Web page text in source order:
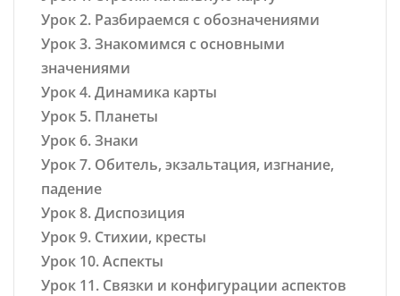
Урок 2. Разбираемся с обозначениями
Урок 3. Знакомимся с основными
значениями
Урок 4. Динамика карты
Урок 5. Планеты
Урок 6. Знаки
Урок 7. Обитель, экзальтация, изгнание,
падение
Урок 8. Диспозиция
Урок 9. Стихии, кресты
Урок 10. Аспекты
Урок 11. Связки и конфигурации аспектов